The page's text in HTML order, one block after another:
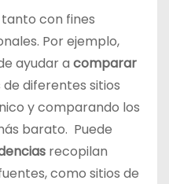
con fines
Por ejemplo,
ayudar a comparar
diferentes sitios
y comparando los
barato. Puede
recopilan
como sitios de